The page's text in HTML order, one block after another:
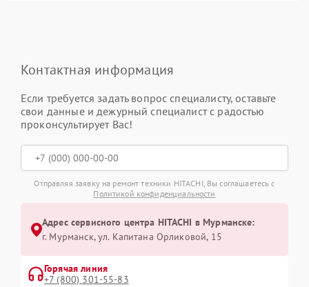
Контактная информация
Если требуется задать вопрос специалисту, оставьте
свои данные и дежурный специалист с радостью
проконсультирует Вас!
Отправляя заявку на ремонт техники HITACHI, Вы соглашаетесь с
Политикой конфиденциальности
Адрес сервисного центра HITACHI в Мурманске:
г. Мурманск, ул. Капитана Орликовой, 15
Горячая линия
+7 (800) 301-55-83